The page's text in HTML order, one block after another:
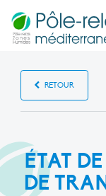
RETOUR
ÉTAT
DE